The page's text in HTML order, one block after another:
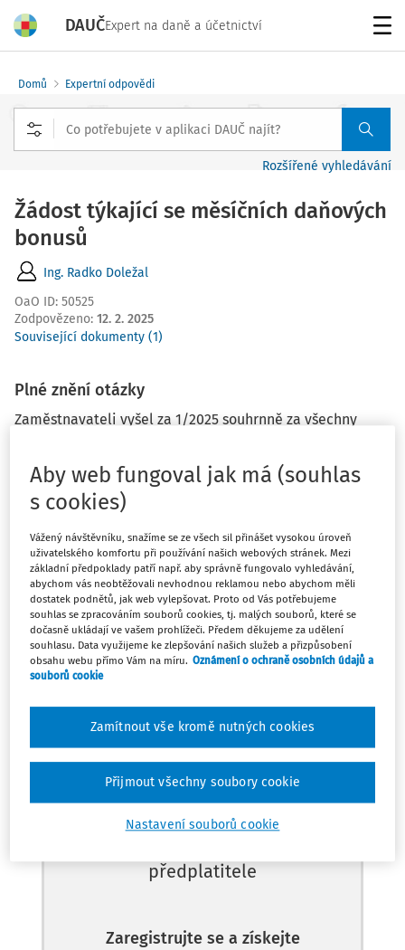
DAUČExpert na daně a účetnictví
Domů Expertní odpovědi
Rozšířené vyhledávání
Žádost týkající se měsíčních daňových
bonusů
Ing. Radko Doležal
OaO ID: 50525
Zodpovězeno: 12. 2. 2025
Související dokumenty (1)
Plné znění otázky
Zaměstnavateli vyšel za 1/2025 souhrnně za všechny
protože většina zaměstnanců byla nemocná, a měli tudíž
nízké daně. V dalších měsících již bude vycházet placení
daně ze závislé činnosti. Zaměstnavatel nechce dávat
prosím v dalších měsících ponížit částku odvodu na dani
ze závislé činnosti o tento bonus z ledna 2025?
Odpověď
Máte předplatné? Přihlaste se
předplatitele
Zaregistrujte se a získejte
Aby web fungoval jak má (souhlas
s cookies)
Vážený návštěvníku, snažíme se ze všech sil přinášet vysokou úroveň
uživatelského komfortu při používání našich webových stránek. Mezi
základní předpoklady patří např. aby správně fungovalo vyhledávání,
abychom vás neobtěžovali nevhodnou reklamou nebo abychom měli
dostatek podnětů, jak web vylepšovat. Proto od Vás potřebujeme
souhlas se zpracováním souborů cookies, tj. malých souborů, které se
dočasně ukládají ve vašem prohlížeči. Předem děkujeme za udělení
souhlasu. Data využijeme ke zlepšování našich služeb a přizpůsobení
obsahu webu přímo Vám na míru. Oznámení o ochraně osobních údajů a
souborů cookie
Nastavení souborů cookie
Zamítnout vše kromě nutných cookies
Přijmout všechny soubory cookie